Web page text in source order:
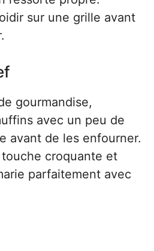
sur une grille avant
gourmandise,
avec un peu de
avant de les enfourner.
croquante et
parfaitement avec